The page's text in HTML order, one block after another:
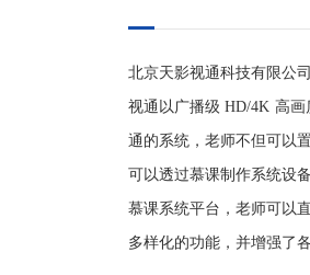
北京天影视通科技有限公
视通以广播级 HD/4K 高
通的系统，老师不但可以
可以透过慕课制作系统设
慕课系统平台，老师可以
多样化的功能，并增强了